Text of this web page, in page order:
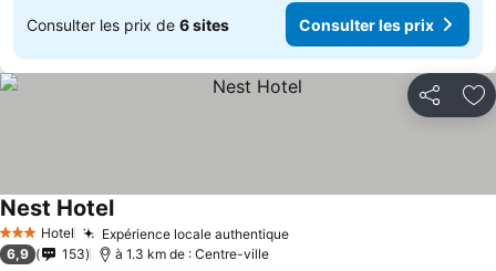
Consulter les prix de 6 sites Consulter les prix
Partager
3 ÉtoilesHotel Expérience locale authentique
Nest Hotel
6,9 153 à 1.3 km de : Centre-ville